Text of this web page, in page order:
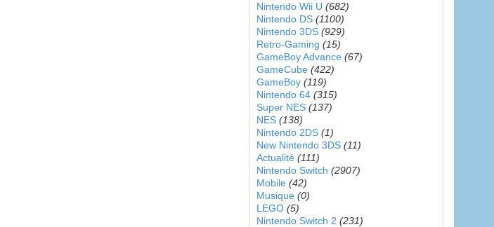
Nintendo Wii U (682)
Nintendo DS (1100)
Nintendo 3DS (929)
Retro-Gaming (15)
GameBoy Advance (67)
GameCube (422)
GameBoy (119)
Nintendo 64 (315)
Super NES (137)
NES (138)
Nintendo 2DS (1)
New Nintendo 3DS (11)
Actualité (111)
Nintendo Switch (2907)
Mobile (42)
Musique (0)
LEGO (5)
Nintendo Switch 2 (231)